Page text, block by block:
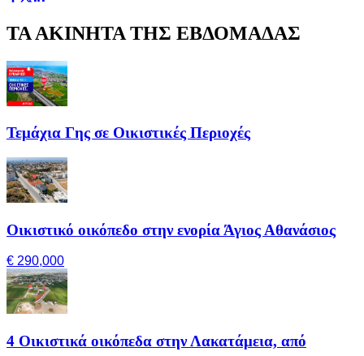
ΤΑ ΑΚΙΝΗΤΑ ΤΗΣ ΕΒΔΟΜΑΔΑΣ
Τεμάχια Γης σε Οικιστικές Περιοχές
Οικιστικό οικόπεδο στην ενορία Άγιος Αθανάσιος
€ 290,000
4 Οικιστικά οικόπεδα στην Λακατάμεια, από